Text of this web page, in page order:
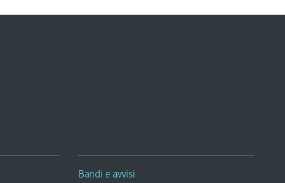
Bandi e avvisi